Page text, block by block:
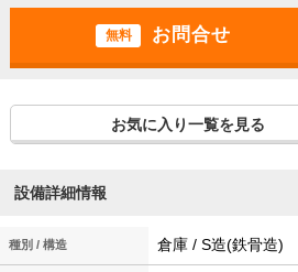
無料
お気に入り一覧を見る
設備詳細情報
種別 / 構造 倉庫 / S造(鉄骨造)